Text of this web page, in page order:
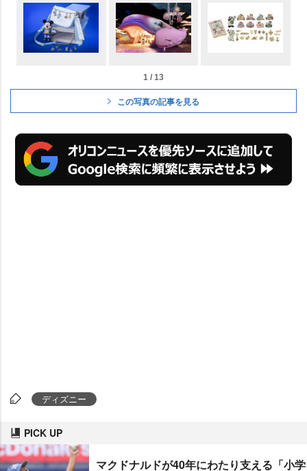
1 / 13
この写真の記事を見る
ディズニー
PICK UP
マクドナルドが40年にわたり支える「小学